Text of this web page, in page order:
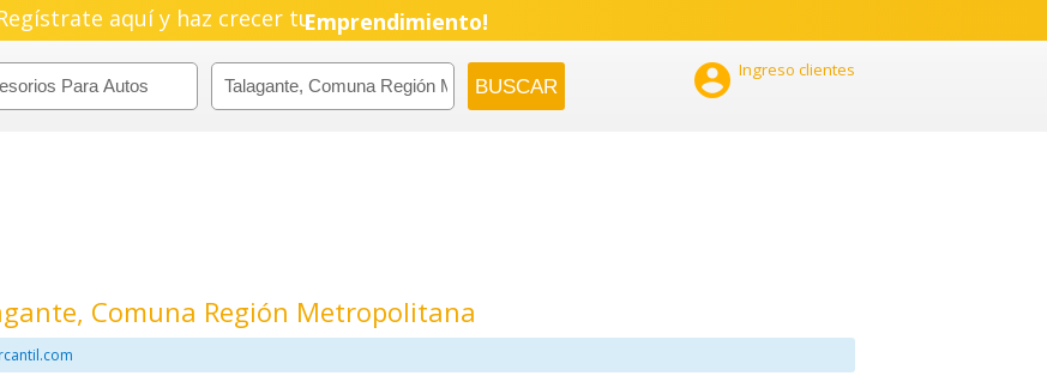
aquí y haz crecer tu
Emprendimiento!
 Ingreso clientes
Comuna Región Metropolitana